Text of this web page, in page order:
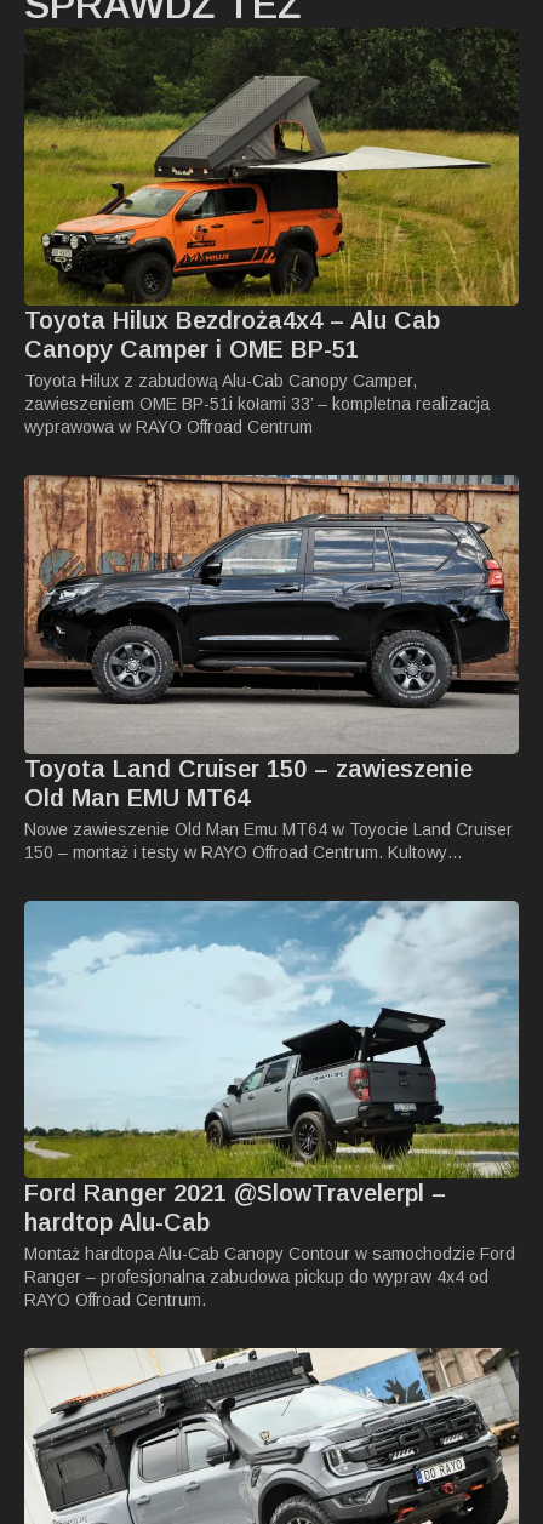
Toyota Hilux Bezdroża4x4 – Alu Cab
Canopy Camper i OME BP-51
Toyota Hilux z zabudową Alu-Cab Canopy Camper,
zawieszeniem OME BP-51i kołami 33’ – kompletna realizacja
wyprawowa w RAYO Offroad Centrum
Toyota Land Cruiser 150 – zawieszenie
Old Man EMU MT64
Nowe zawieszenie Old Man Emu MT64 w Toyocie Land Cruiser
150 – montaż i testy w RAYO Offroad Centrum. Kultowy…
Ford Ranger 2021 @SlowTravelerpl –
hardtop Alu-Cab
Montaż hardtopa Alu-Cab Canopy Contour w samochodzie Ford
Ranger – profesjonalna zabudowa pickup do wypraw 4x4 od
RAYO Offroad Centrum.